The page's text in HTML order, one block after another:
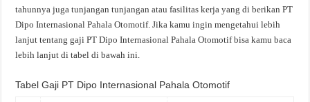
tahunnya juga tunjangan tunjangan atau fasilitas kerja yang di berikan PT
Dipo Internasional Pahala Otomotif. Jika kamu ingin mengetahui lebih
lanjut tentang gaji PT Dipo Internasional Pahala Otomotif bisa kamu baca
lebih lanjut di tabel di bawah ini.
Tabel Gaji PT Dipo Internasional Pahala Otomotif